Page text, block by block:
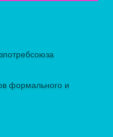
формального и